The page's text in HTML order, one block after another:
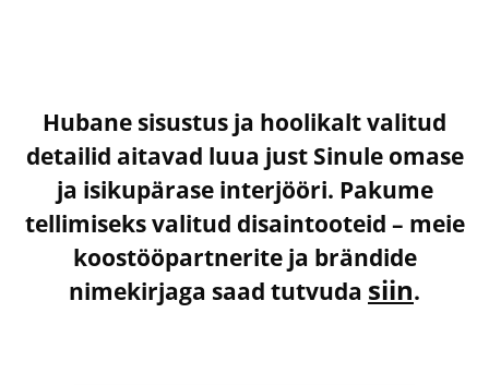
Hubane sisustus ja hoolikalt valitud
detailid aitavad luua just Sinule omase
ja isikupärase interjööri. Pakume
tellimiseks valitud disaintooteid – meie
koostööpartnerite ja brändide
nimekirjaga saad tutvuda siin.